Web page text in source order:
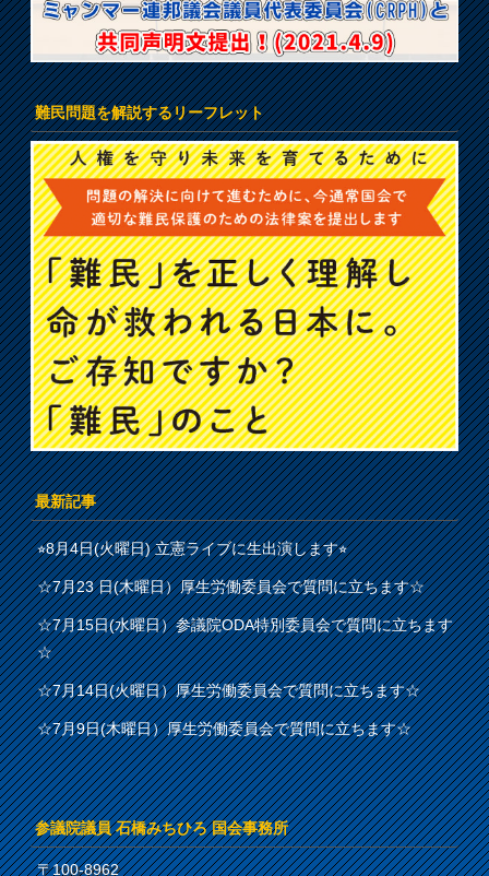
難民問題を解説するリーフレット
最新記事
⭐︎8月4日(火曜日) 立憲ライブに生出演します⭐︎
☆7月23 日(木曜日）厚生労働委員会で質問に立ちます☆
☆7月15日(水曜日）参議院ODA特別委員会で質問に立ちます
☆
☆7月14日(火曜日）厚生労働委員会で質問に立ちます☆
☆7月9日(木曜日）厚生労働委員会で質問に立ちます☆
参議院議員 石橋みちひろ 国会事務所
〒100-8962